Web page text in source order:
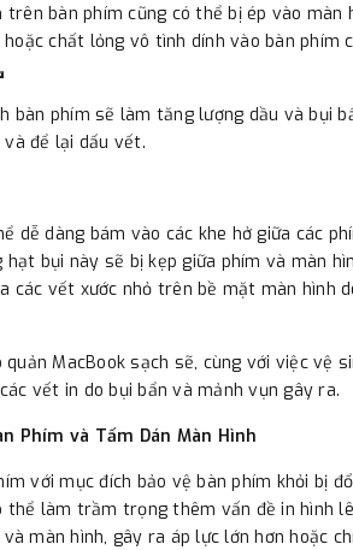
bàn phím cũng có thể bị ép vào màn
chất lỏng vô tình dính vào bàn phím
bàn phím sẽ làm tăng lượng dầu và bụi
để lại dấu vết.
dễ dàng bám vào các khe hở giữa các
hạt bụi này sẽ bị kẹp giữa phím và màn
vết xước nhỏ trên bề mặt màn hình
MacBook sạch sẽ, cùng với việc vệ
vết in do bụi bẩn và mảnh vụn gây ra.
Phím và Tấm Dán Màn Hình
với mục đích bảo vệ bàn phím khỏi bị
thể làm trầm trọng thêm vấn đề in hình
màn hình, gây ra áp lực lớn hơn hoặc